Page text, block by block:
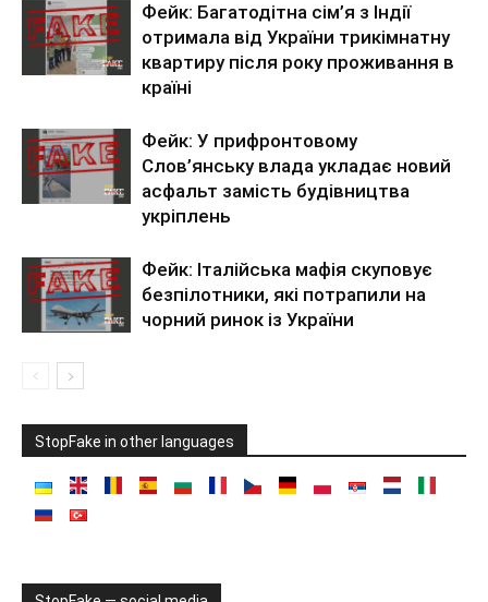
Фейк: Багатодітна сім’я з Індії
отримала від України трикімнатну
квартиру після року проживання в
країні
Фейк: У прифронтовому
Слов’янську влада укладає новий
асфальт замість будівництва
укріплень
Фейк: Італійська мафія скуповує
безпілотники, які потрапили на
чорний ринок із України
StopFake in other languages